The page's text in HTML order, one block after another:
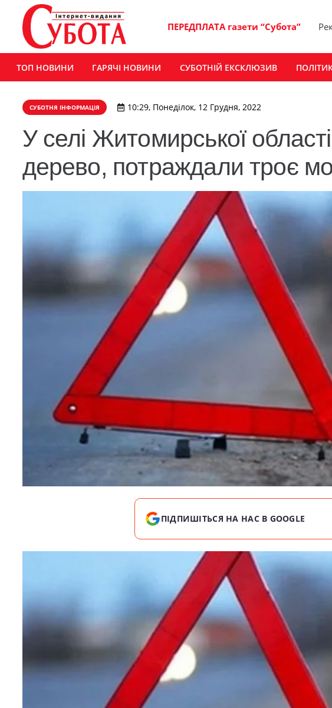
ПЕРЕДПЛАТА газети “Субота”
ТОП НОВИНИ ГАРЯЧІ НОВИНИ СУБОТНІЙ ЕКСКЛЮЗИВ
СУБОТНЯ ІНФОРМАЦІЯ 10:29, Понеділок, 12 Грудня, 2022
У селі Житомирської
дерево, потраждали троє
ПІДПИШІТЬСЯ НА НАС В GOOGLE